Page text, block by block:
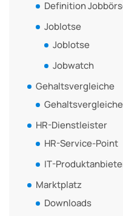
Definition
Joblotse
Joblotse
Jobwatch
Gehaltsvergleiche
HR-Dienstleister
HR-Service-Point
IT-
Marktplatz
Downloads